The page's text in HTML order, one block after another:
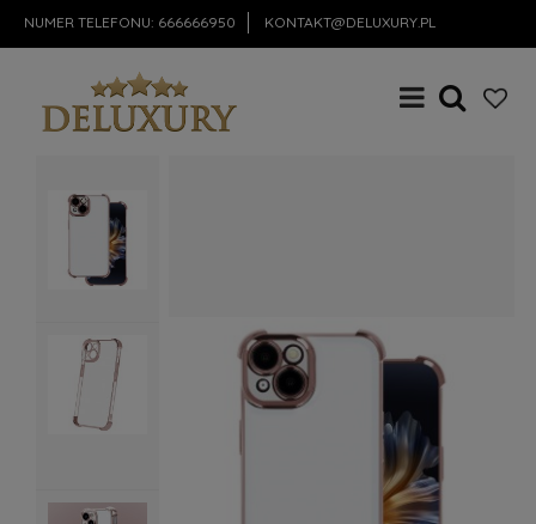
NUMER TELEFONU: 666666950 KONTAKT@DELUXURY.PL